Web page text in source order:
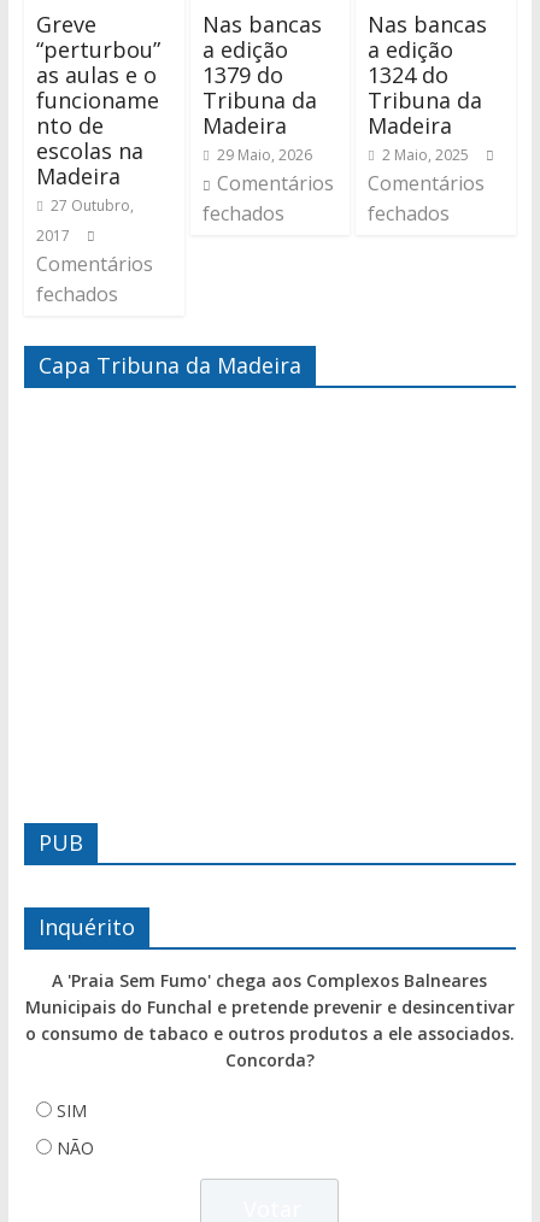
Greve
“perturbou”
as aulas e o
funcioname
nto de
escolas na
Madeira
27 Outubro,
2017
Comentários
fechados
Nas bancas
a edição
1379 do
Tribuna da
Madeira
29 Maio, 2026
Comentários
fechados
Nas bancas
a edição
1324 do
Tribuna da
Madeira
2 Maio, 2025
Comentários
fechados
Capa Tribuna da Madeira
PUB
Inquérito
A 'Praia Sem Fumo' chega aos Complexos Balneares
Municipais do Funchal e pretende prevenir e desincentivar
o consumo de tabaco e outros produtos a ele associados.
Concorda?
SIM
NÃO